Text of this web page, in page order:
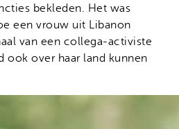
bekleden. Het was
een vrouw uit Libanon
van een collega-activiste
ook over haar land kunnen